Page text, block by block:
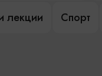
лекции Спорт